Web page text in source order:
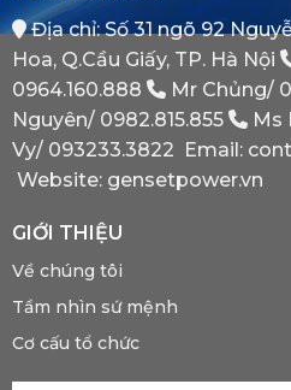
Có?
Địa chỉ: Số 31 ngõ 92
Hoa, Q.Cầu Giấy, TP. Hà Nội
0964.160.888
Mr Chủng/
Nguyên/ 0982.815.855 Ms
Vy/ 093233.3822 Email:
Website: gensetpower.vn
GIỚI THIỆU
Về chúng tôi
Tầm nhìn sứ mệnh
Cơ cấu tổ chức